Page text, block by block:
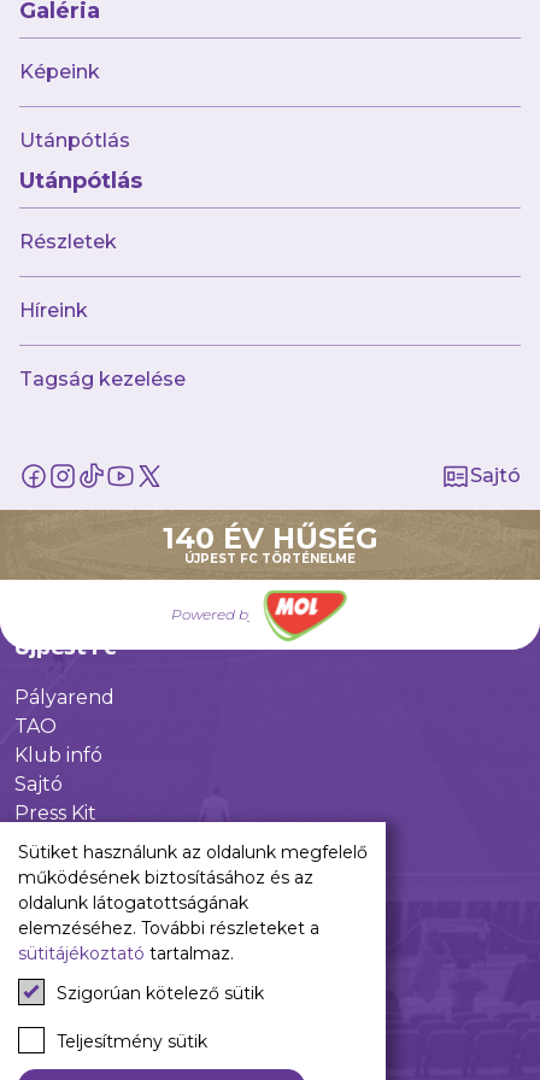
Galéria
Képeink
Utánpótlás
Utánpótlás
Részletek
Híreink
Tagság kezelése
Sajtó
140 ÉV HŰSÉG
ÚJPEST FC TÖRTÉNELME
Powered by
Múltunk
Történelmünk
Meccseink
Galéria
Jövőnk
Utánpótlás
Babaváró
Újpest FC
Pályarend
TAO
Klub infó
Sajtó
Press Kit
Újpest FC Shop
Digitális felületeink
Facebook
Instagram
Tiktok
Youtube
Spotify
Sütiket használunk az oldalunk megfelelő
működésének biztosításához és az
oldalunk látogatottságának
elemzéséhez. További részleteket a
sütitájékoztató tartalmaz.
Szigorúan kötelező sütik
Teljesítmény sütik